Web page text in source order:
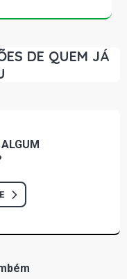
DE QUEM JÁ
ALGUM